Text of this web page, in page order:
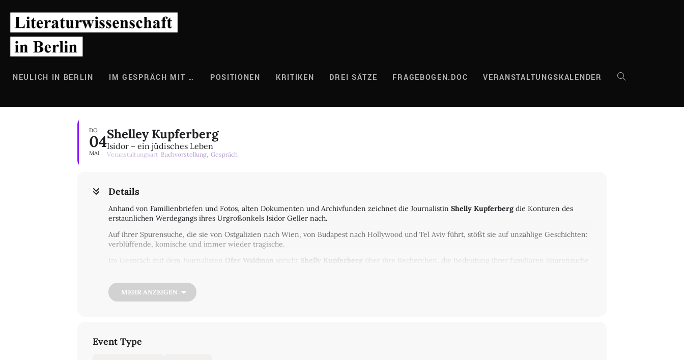
Inhalt
springen
NEULICH IN BERLIN IM GESPRÄCH MIT … POSITIONEN KRITIKEN DREI SÄTZE FRAGEBOGEN.DOC VERANSTALTUNGSKALENDER WEBSITE-
DO
04
MAI
Shelley Kupferberg
Isidor – ein jüdisches Leben
Veranstaltungsart Buchvorstellung, Gespräch
Details
Anhand von Familienbriefen und Fotos, alten Dokumenten und Archivfunden zeichnet die Journalistin Shelly Kupferbergdie Konturen des
erstaunlichen Werdegangs ihres Urgroßonkels Isidor Geller nach.
Auf ihrer Spurensuche, die sie von Ostgalizien nach Wien, von Budapest nach Hollywood und Tel Aviv führt, stößt sie auf unzählige Geschichten:
verblüffende, komische und immer wieder tragische.
Im Gespräch mit dem Journalisten Ofer Waldman spricht Shelly Kupferberg über ihre Recherchen, die Bedeutung ihrer familiären Spurensuche
Es begrüßt der Akademiepräsident
ZurAnmeldung
MEHR ANZEIGEN
Event Type